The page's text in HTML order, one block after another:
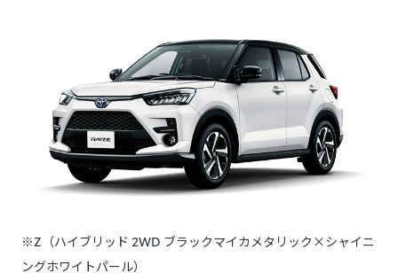
※Z（ハイブリッド 2WD ブラックマイカメタリック×シャイニ
ングホワイトパール）